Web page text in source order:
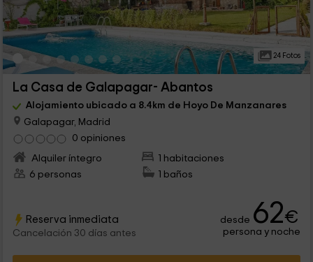
24 Fotos
La Casa de Galapagar- Abantos
Alojamiento ubicado a 8.4km de Hoyo De Manzanares
Galapagar, Madrid
0 opiniones
Alquiler íntegro
1 habitaciones
6 personas
1 baños
Reserva inmediata
Cancelación 30 días antes
desde 62€
persona y noche